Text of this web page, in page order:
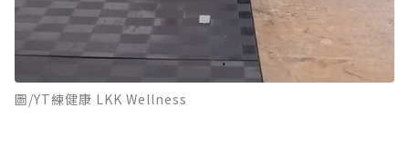
圖/YT練健康 LKK Wellness